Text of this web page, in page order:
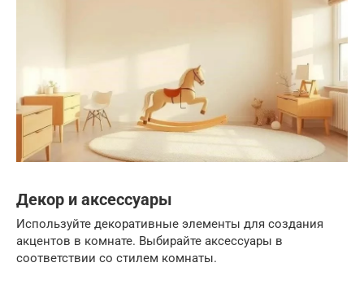
Декор и аксессуары
Используйте декоративные элементы для создания
акцентов в комнате. Выбирайте аксессуары в
соответствии со стилем комнаты.